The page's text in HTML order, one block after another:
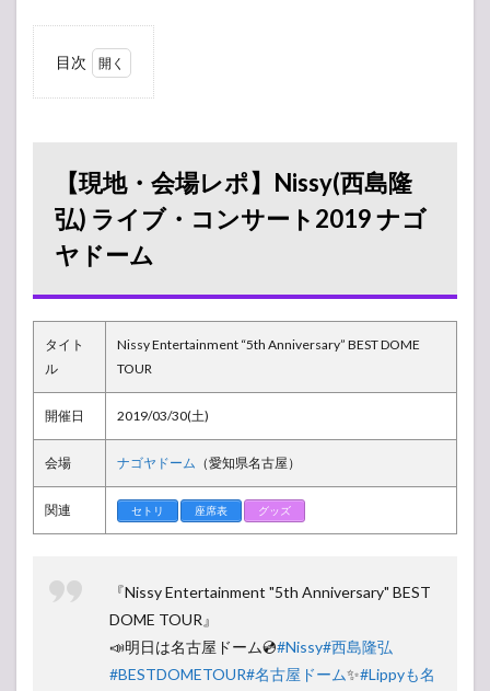
目次
ポ】
Nissy(西
島隆弘)
ライ
ブ・コ
ンサー
様子
表
【現地・会場レポ】Nissy(西島隆
弘) ライブ・コンサート2019 ナゴ
ヤドーム
タイト
ル
Nissy Entertainment “5th Anniversary” BEST DOME
TOUR
開催日 2019/03/30(土)
会場 ナゴヤドーム （愛知県名古屋）
関連 セトリ 座席表 グッズ
『Nissy Entertainment "5th Anniversary" BEST
DOME TOUR』
📣明日は名古屋ドーム💿#Nissy#西島隆弘
#BESTDOMETOUR#名古屋ドーム✨#Lippyも名